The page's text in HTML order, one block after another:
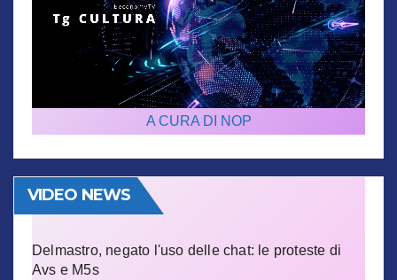
A CURA DI NOP
VIDEO NEWS
Delmastro, negato l'uso delle chat: le proteste di
Avs e M5s